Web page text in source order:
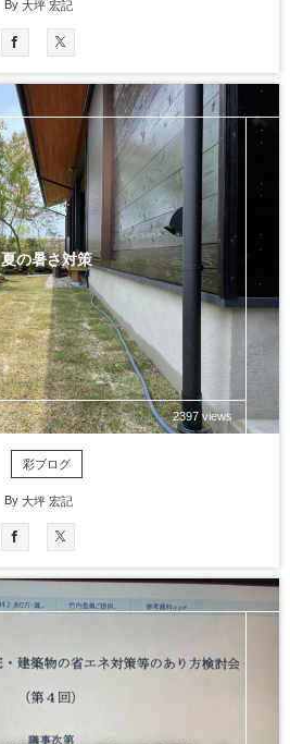
By 大坪 宏記
夏の暑さ対策
2397 views
彩ブログ
By 大坪 宏記